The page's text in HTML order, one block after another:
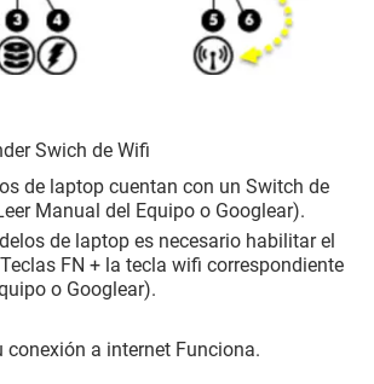
Swich de Wifi
de laptop cuentan con un Switch de
Manual del Equipo o Googlear).
de laptop es necesario habilitar el
FN + la tecla wifi correspondiente
o Googlear).
conexión a internet Funciona.